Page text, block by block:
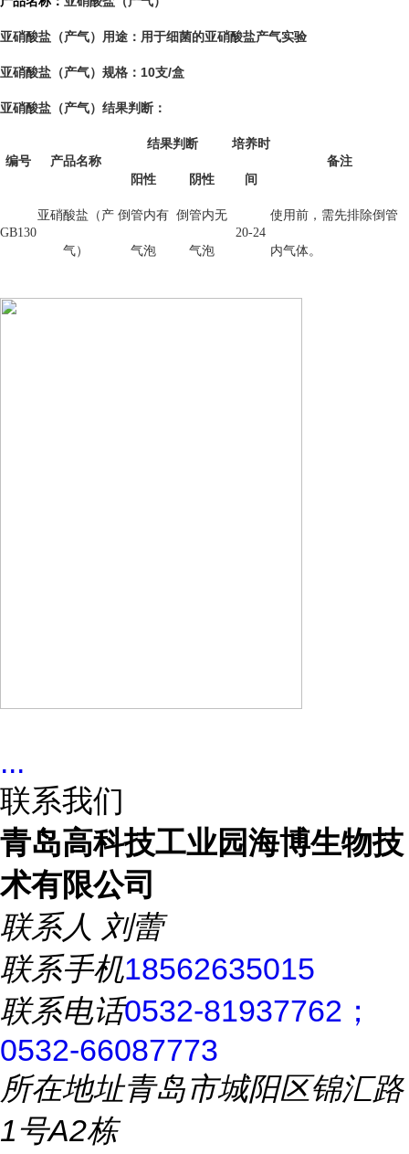
亚硝酸盐（产气）用途： 用于细菌的亚硝酸盐产气实验
亚硝酸盐（产气） 规格： 10支/盒
亚硝酸盐（产气） 结果判断：
编号 产品名称
结果判断 培养时
间
备注
阳性
阴性
GB130
亚硝酸盐（产
气）
倒管内有
气泡
倒管内无
气泡
20-24
使用前，需先排除倒管
内气体。
...
联系我们
青岛高科技工业园海博生物技
术有限公司
联系人 刘蕾
联系手机18562635015
联系电话0532-81937762；
0532-66087773
所在地址青岛市城阳区锦汇路
1号A2栋